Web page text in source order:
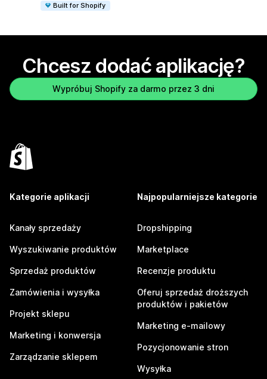
Built for Shopify
Chcesz dodać aplikację?
Wypróbuj Shopify za darmo przez 3 dni
Kategorie aplikacji
Kanały sprzedaży
Wyszukiwanie produktów
Sprzedaż produktów
Zamówienia i wysyłka
Projekt sklepu
Marketing i konwersja
Zarządzanie sklepem
Najpopularniejsze kategorie
Dropshipping
Marketplace
Recenzje produktu
Oferuj sprzedaż droższych
produktów i pakietów
Marketing e-mailowy
Pozycjonowanie stron
Wysyłka